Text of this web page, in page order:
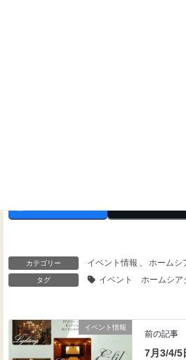
カテゴリー イベント情報 、 ホームシ
タグ イベント ホームシ
イベント情報
前の記事
7月3/4/5